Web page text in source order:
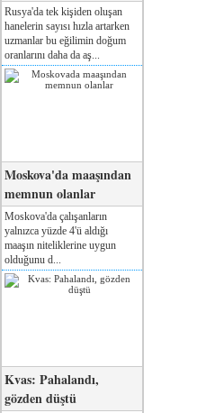
Rusya'da tek kişiden oluşan
hanelerin sayısı hızla artarken
uzmanlar bu eğilimin doğum
oranlarını daha da aş...
Moskova'da maaşından
memnun olanlar
Moskova'da çalışanların
yalnızca yüzde 4'ü aldığı
maaşın niteliklerine uygun
olduğunu d...
Kvas: Pahalandı,
gözden düştü